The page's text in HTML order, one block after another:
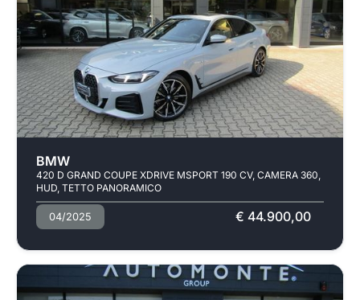
BMW
420 D GRAND COUPE XDRIVE MSPORT 190 CV, CAMERA 360,
HUD, TETTO PANORAMICO
04/2025 € 44.900,00